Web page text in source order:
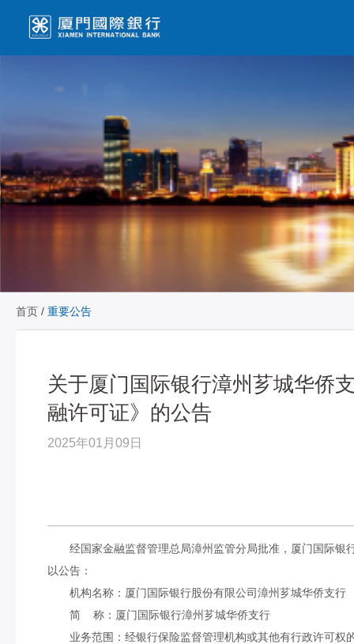
首页/ 重要公告
关于厦门国际银行漳州芗城华侨
融许可证》的公告
2025年01月09日
经国家金融监督管理总局漳州 监管分局批准，厦门国际银
以公告：
机构名称：厦门国际银行股份有限公司漳州芗城华侨支行
简
称：厦门国际银行漳州芗城华侨支行
业务范围： 经银行保险监督管理机构或其他有行政许可权